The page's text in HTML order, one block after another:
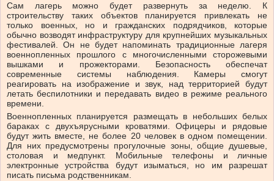
Сам лагерь можно будет развернуть за неделю. К
строительству таких объектов планируется привлекать не
только военных, но и гражданских подрядчиков, которые
обычно возводят инфраструктуру для крупнейших музыкальных
фестивалей. Он не будет напоминать традиционные лагеря
военнопленных прошлого с многочисленными сторожевыми
вышками и прожекторами. Безопасность обеспечат
современные системы наблюдения. Камеры смогут
реагировать на изображение и звук, над территорией будут
летать беспилотники и передавать видео в режиме реального
времени.
Военнопленных планируется размещать в небольших белых
бараках с двухъярусными кроватями. Офицеры и рядовые
будут жить вместе, не более 20 человек в одном помещении.
Для них предусмотрены прогулочные зоны, общие душевые,
столовая и медпункт. Мобильные телефоны и личные
электронные устройства будут изыматься, но им разрешат
писать письма родственникам.